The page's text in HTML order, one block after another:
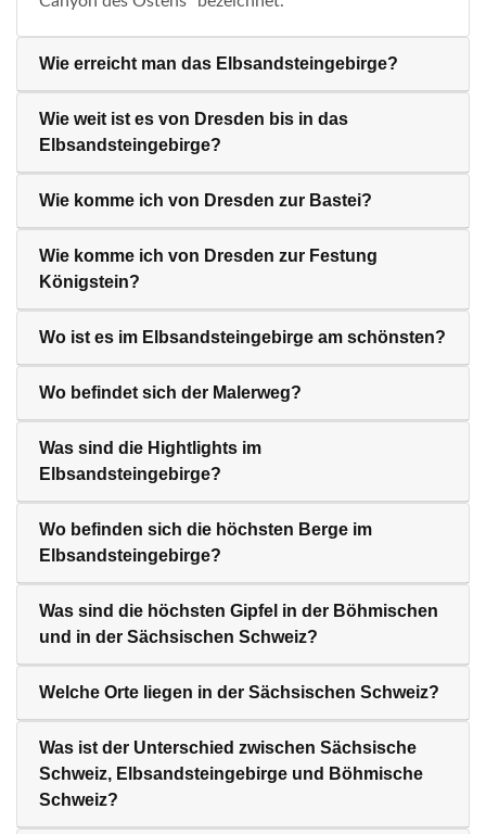
Wie erreicht man das Elbsandsteingebirge?
Wie weit ist es von Dresden bis in das
Elbsandsteingebirge?
Wie komme ich von Dresden zur Bastei?
Wie komme ich von Dresden zur Festung
Königstein?
Wo ist es im Elbsandsteingebirge am schönsten?
Wo befindet sich der Malerweg?
Was sind die Hightlights im
Elbsandsteingebirge?
Wo befinden sich die höchsten Berge im
Elbsandsteingebirge?
Was sind die höchsten Gipfel in der Böhmischen
und in der Sächsischen Schweiz?
Welche Orte liegen in der Sächsischen Schweiz?
Was ist der Unterschied zwischen Sächsische
Schweiz, Elbsandsteingebirge und Böhmische
Schweiz?